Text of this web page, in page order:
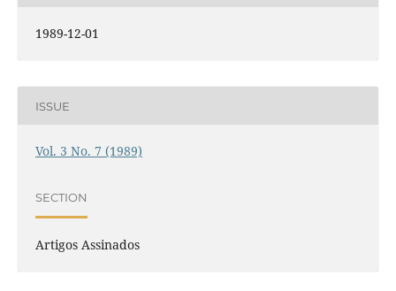
1989-12-01
ISSUE
Vol. 3 No. 7 (1989)
SECTION
Artigos Assinados